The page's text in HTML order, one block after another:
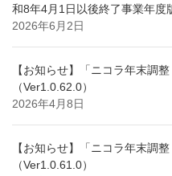
和8年4月1日以後終了事業年度
2026年6月2日
【お知らせ】「ニコラ年末調
（Ver1.0.62.0）
2026年4月8日
【お知らせ】「ニコラ年末調
（Ver1.0.61.0）